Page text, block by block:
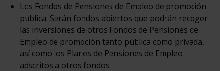
Los Fondos de Pensiones de Empleo de promoción
pública. Serán fondos abiertos que podrán recoger
las inversiones de otros Fondos de Pensiones de
Empleo de promoción tanto pública como privada,
así como los Planes de Pensiones de Empleo
adscritos a otros fondos.